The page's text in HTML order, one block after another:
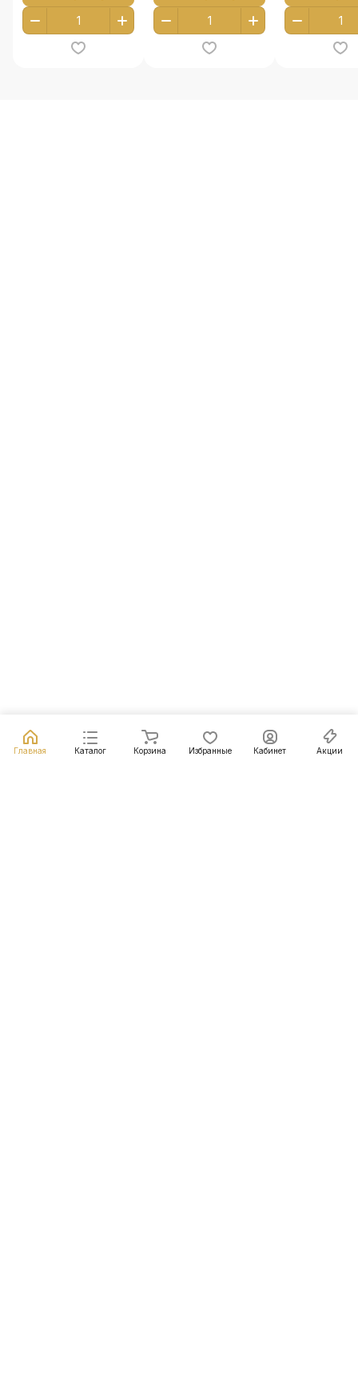
Главная Каталог Корзина Избранные Кабинет Акции